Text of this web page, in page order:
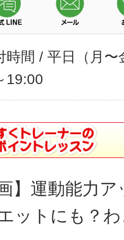
間 / 平日（月〜
19:00
】運動能力
ットにも？